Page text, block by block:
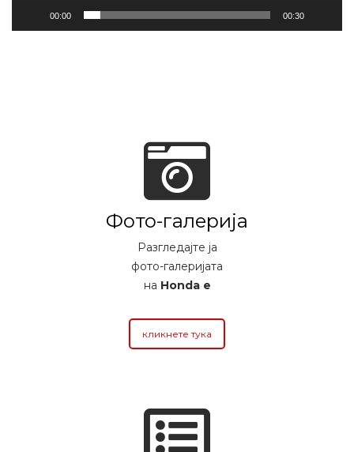
00:00 00:30
Фото-галерија
Разгледајте ја
фото-галеријата
на Honda e
кликнете тука